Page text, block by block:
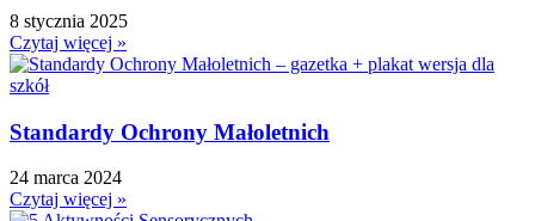
Dzień Kota
Dzień kropki
Dzień Kubusia Puchatka
Dzień Pluszowego Misia
Dzień Postaci z bajek
8 stycznia 2025
Czytaj więcej »
Standardy Ochrony Małoletnich
24 marca 2024
Czytaj więcej »